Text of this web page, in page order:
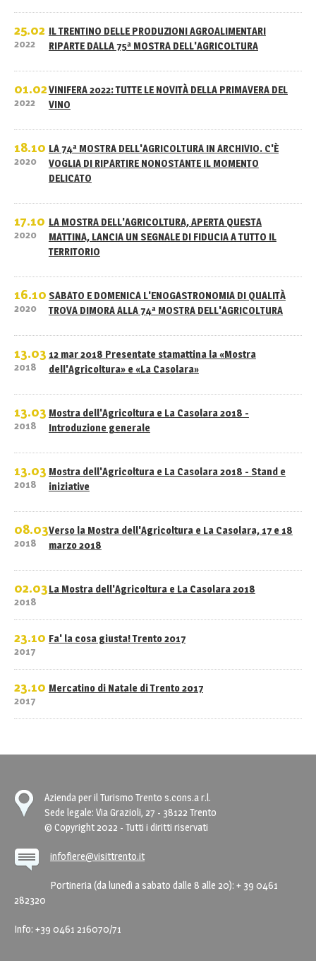
25.02
2022
IL TRENTINO DELLE PRODUZIONI AGROALIMENTARI
RIPARTE DALLA 75ª MOSTRA DELL'AGRICOLTURA
01.02
2022
VINIFERA 2022: TUTTE LE NOVITÀ DELLA PRIMAVERA DEL
VINO
18.10
2020
LA 74ª MOSTRA DELL'AGRICOLTURA IN ARCHIVIO. C'È
VOGLIA DI RIPARTIRE NONOSTANTE IL MOMENTO
DELICATO
17.10
2020
LA MOSTRA DELL'AGRICOLTURA, APERTA QUESTA
MATTINA, LANCIA UN SEGNALE DI FIDUCIA A TUTTO IL
TERRITORIO
16.10
2020
SABATO E DOMENICA L'ENOGASTRONOMIA DI QUALITÀ
TROVA DIMORA ALLA 74ª MOSTRA DELL'AGRICOLTURA
13.03
2018
12 mar 2018 Presentate stamattina la «Mostra
dell'Agricoltura» e «La Casolara»
13.03
2018
Mostra dell'Agricoltura e La Casolara 2018 -
Introduzione generale
13.03
2018
Mostra dell'Agricoltura e La Casolara 2018 - Stand e
iniziative
08.03
2018
Verso la Mostra dell'Agricoltura e La Casolara, 17 e 18
marzo 2018
02.03
2018
La Mostra dell'Agricoltura e La Casolara 2018
23.10
2017
Fa' la cosa giusta! Trento 2017
23.10
2017
Mercatino di Natale di Trento 2017
Azienda per il Turismo Trento s.cons.a r.l.
Sede legale: Via Grazioli, 27 - 38122 Trento
© Copyright 2022 - Tutti i diritti riservati
infofiere@visittrento.it
Portineria (da lunedì a sabato dalle 8 alle 20): + 39 0461
282320
Info: +39 0461 216070/71